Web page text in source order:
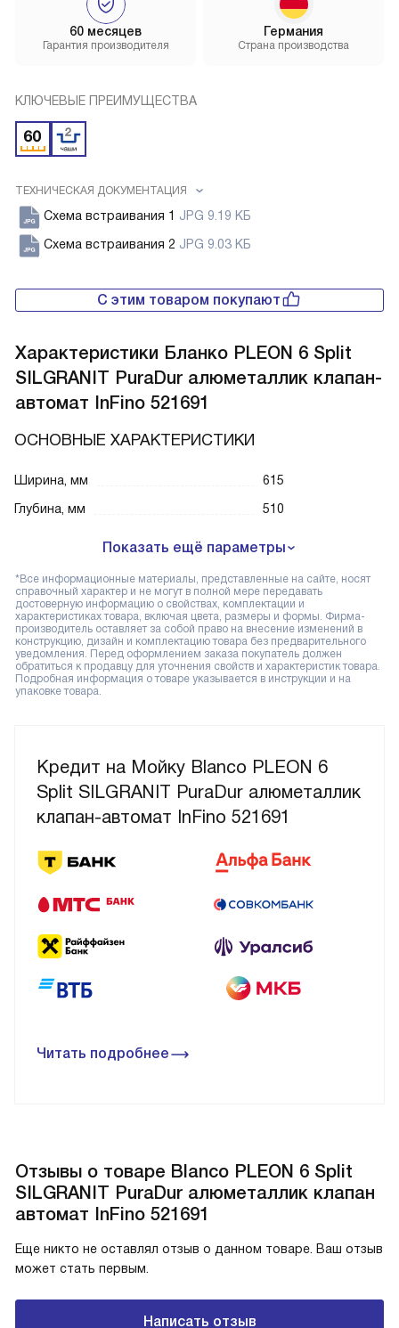
60 месяцев
Гарантия производителя
Германия
Страна производства
КЛЮЧЕВЫЕ ПРЕИМУЩЕСТВА
ТЕХНИЧЕСКАЯ ДОКУМЕНТАЦИЯ
Схема встраивания 1 JPG 9.19 КБ
Схема встраивания 2 JPG 9.03 КБ
Кредит на Мойку Blanco PLEON 6
Split SILGRANIT PuraDur алюметаллик
клапан-автомат InFino 521691
Читать подробнее
С этим товаром покупают
Характеристики Бланко PLEON 6 Split
SILGRANIT PuraDur алюметаллик клапан-
автомат InFino 521691
ОСНОВНЫЕ ХАРАКТЕРИСТИКИ
Ширина, мм
615
Глубина, мм
510
Показать ещё параметры
*Все информационные материалы, представленные на сайте, носят
справочный характер и не могут в полной мере передавать
достоверную информацию о свойствах, комплектации и
характеристиках товара, включая цвета, размеры и формы. Фирма-
производитель оставляет за собой право на внесение изменений в
конструкцию, дизайн и комплектацию товара без предварительного
уведомления. Перед оформлением заказа покупатель должен
обратиться к продавцу для уточнения свойств и характеристик товара.
Подробная информация о товаре указывается в инструкции и на
упаковке товара.
Отзывы о товаре Blanco PLEON 6 Split
SILGRANIT PuraDur алюметаллик клапан
автомат InFino 521691
Еще никто не оставлял отзыв о данном товаре. Ваш отзыв
может стать первым.
Написать отзыв